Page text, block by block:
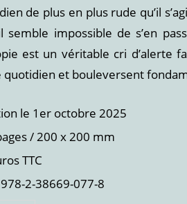
de plus en plus rude qu’il
semble impossible de s’en
est un véritable cri d’alerte
quotidien et bouleversent
le 1er octobre 2025
/ 200 x 200 mm
TTC
2-38669-077-8